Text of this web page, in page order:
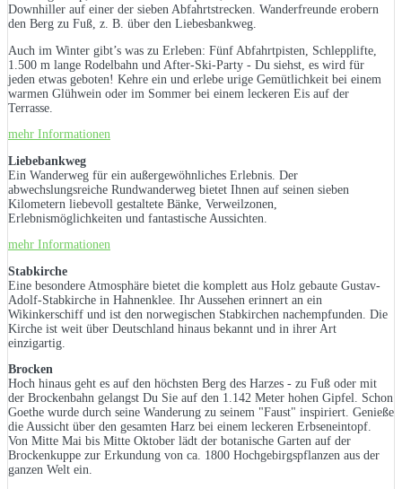
Downhiller auf einer der sieben Abfahrtstrecken. Wanderfreunde erobern
den Berg zu Fuß, z. B. über den Liebesbankweg.
Auch im Winter gibt’s was zu Erleben: Fünf Abfahrtpisten, Schlepplifte,
1.500 m lange Rodelbahn und After-Ski-Party - Du siehst, es wird für
jeden etwas geboten! Kehre ein und erlebe urige Gemütlichkeit bei einem
warmen Glühwein oder im Sommer bei einem leckeren Eis auf der
Terrasse.
mehr Informationen
Liebebankweg
Ein Wanderweg für ein außergewöhnliches Erlebnis. Der
abwechslungsreiche Rundwanderweg bietet Ihnen auf seinen sieben
Kilometern liebevoll gestaltete Bänke, Verweilzonen,
Erlebnismöglichkeiten und fantastische Aussichten.
mehr Informationen
Stabkirche
Eine besondere Atmosphäre bietet die komplett aus Holz gebaute Gustav-
Adolf-Stabkirche in Hahnenklee. Ihr Aussehen erinnert an ein
Wikinkerschiff und ist den norwegischen Stabkirchen nachempfunden. Die
Kirche ist weit über Deutschland hinaus bekannt und in ihrer Art
einzigartig.
Brocken
Hoch hinaus geht es auf den höchsten Berg des Harzes - zu Fuß oder mit
der Brockenbahn gelangst Du Sie auf den 1.142 Meter hohen Gipfel. Schon
Goethe wurde durch seine Wanderung zu seinem "Faust" inspiriert. Genieße
die Aussicht über den gesamten Harz bei einem leckeren Erbseneintopf.
Von Mitte Mai bis Mitte Oktober lädt der botanische Garten auf der
Brockenkuppe zur Erkundung von ca. 1800 Hochgebirgspflanzen aus der
ganzen Welt ein.